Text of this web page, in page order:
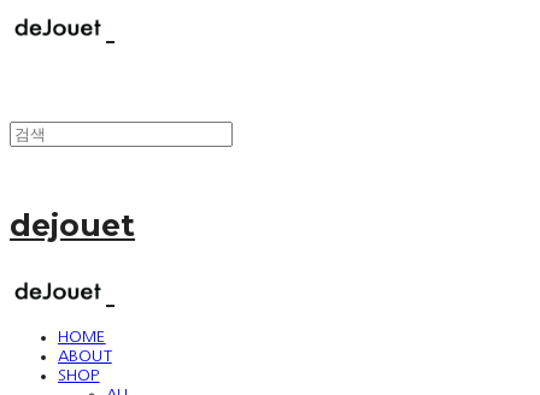
dejouet
HOME
ABOUT
SHOP